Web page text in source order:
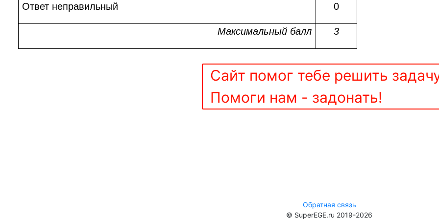
Ответ неправильный 0
Максимальный балл 3
Сайт помог тебе решить
Помоги нам - задонать!
Обратная связь
© SuperEGE.ru 2019-2026